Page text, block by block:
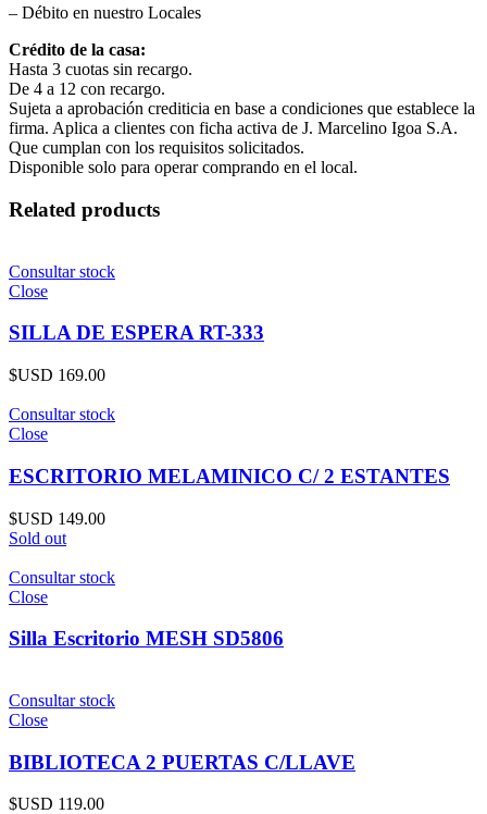
– Débito en nuestro Locales
Crédito de la casa:
Hasta 3 cuotas sin recargo.
De 4 a 12 con recargo.
Sujeta a aprobación crediticia en base a condiciones que establece la
firma. Aplica a clientes con ficha activa de J. Marcelino Igoa S.A.
Que cumplan con los requisitos solicitados.
Disponible solo para operar comprando en el local.
Related products
Consultar stock
Close
SILLA DE ESPERA RT-333
$USD 169.00
Consultar stock
Close
ESCRITORIO MELAMINICO C/ 2 ESTANTES
$USD 149.00
Sold out
Consultar stock
Close
Silla Escritorio MESH SD5806
Consultar stock
Close
BIBLIOTECA 2 PUERTAS C/LLAVE
$USD 119.00